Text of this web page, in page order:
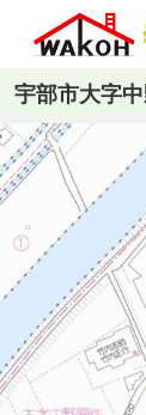
宇部市大字